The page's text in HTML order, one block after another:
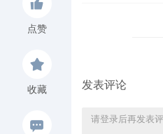
点赞
收藏 发表评论